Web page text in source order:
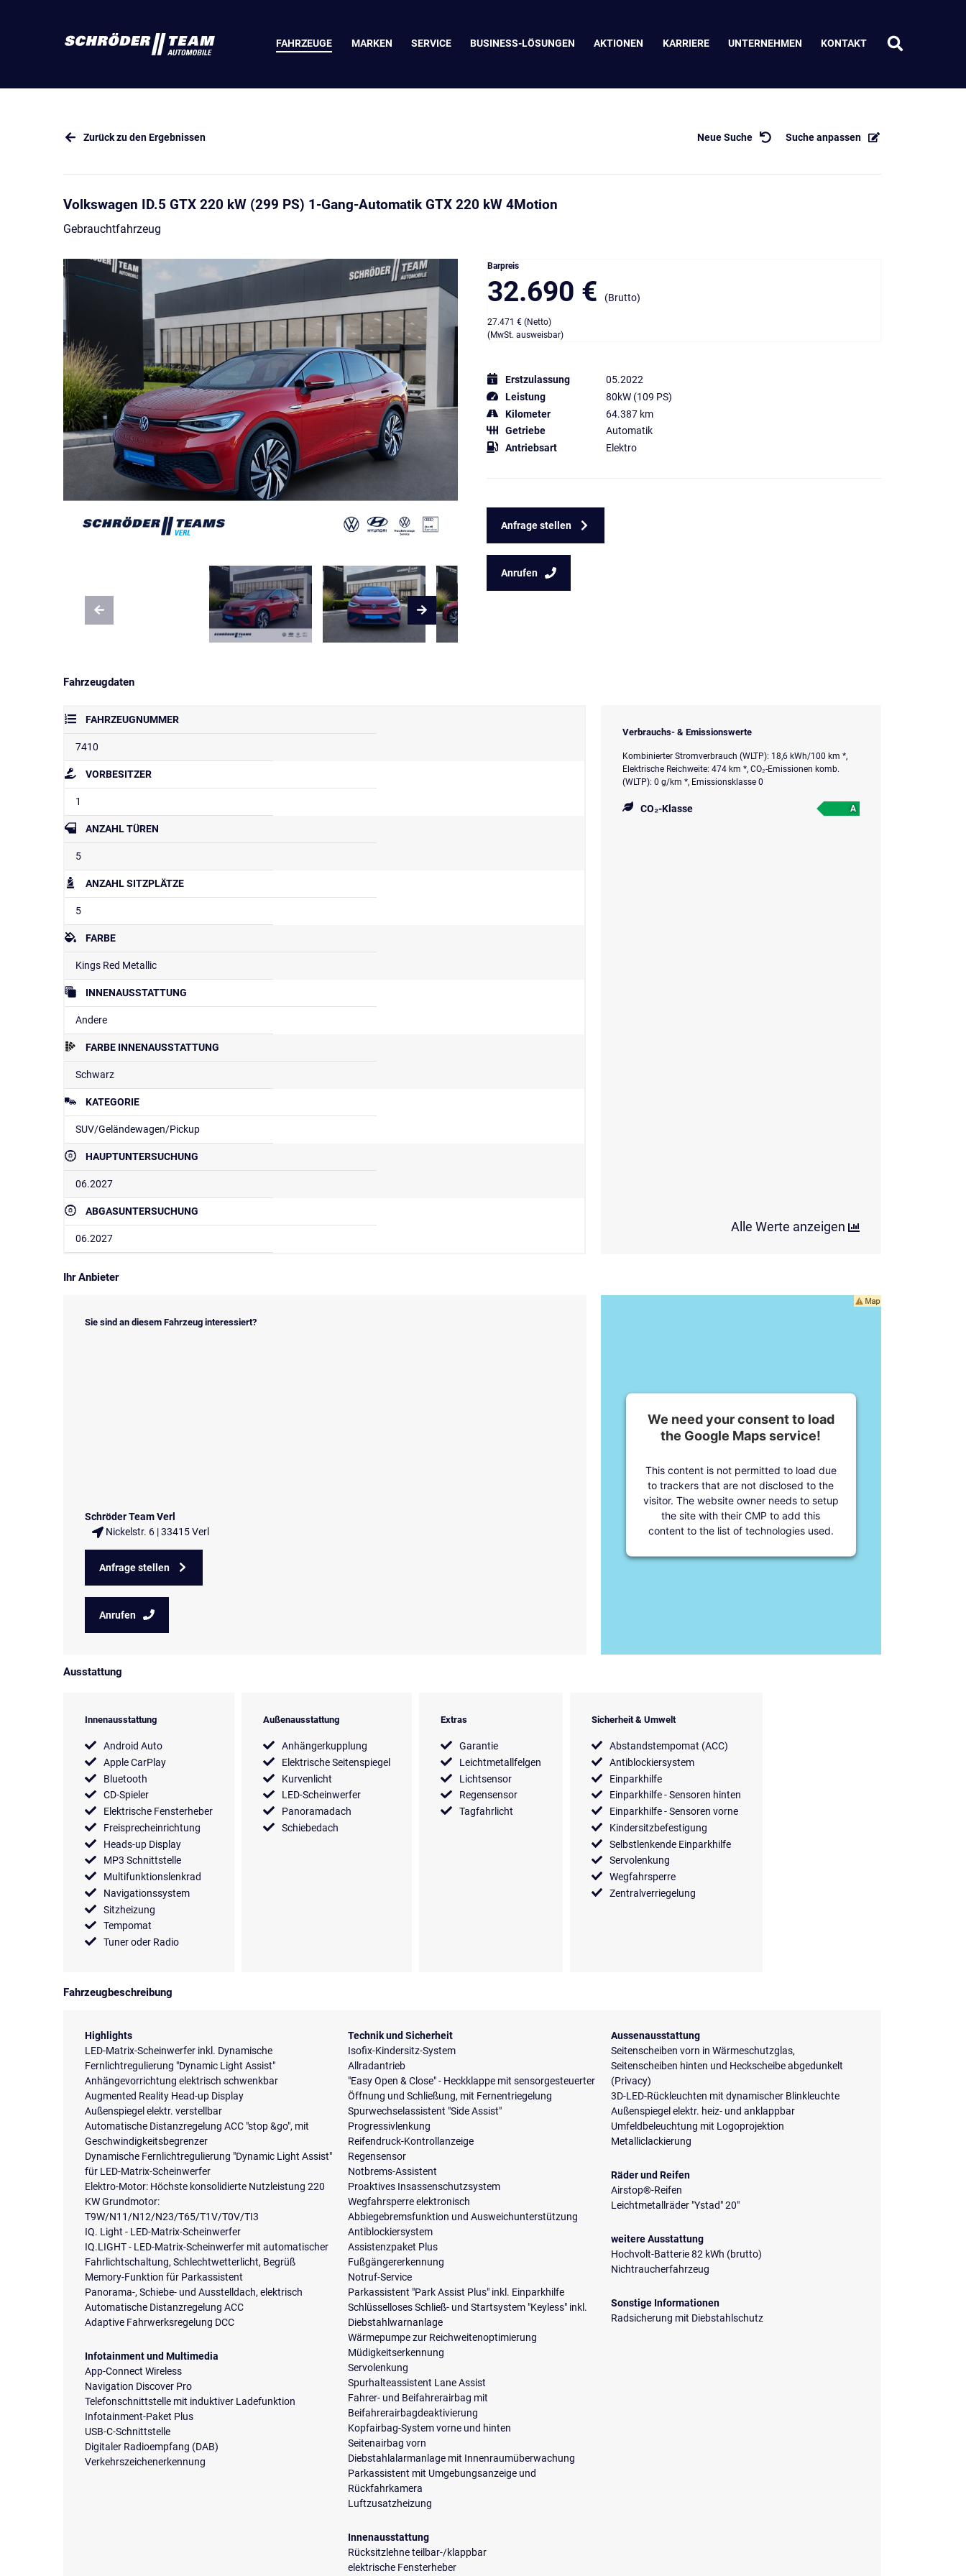
FAHRZEUGE MARKEN SERVICE BUSINESS-LÖSUNGEN AKTIONEN KARRIERE UNTERNEHMEN KONTAKT
Zurück zu den Ergebnissen Neue Suche Suche anpassen
Volkswagen ID.5 GTX 220 kW (299 PS) 1-Gang-Automatik GTX 220 kW 4Motion
Gebrauchtfahrzeug
Barpreis
32.690 € (Brutto)
27.471 € (Netto)
(MwSt. ausweisbar)
Erstzulassung
05.2022
Leistung
80kW (109 PS)
Kilometer
64.387 km
Getriebe
Automatik
Antriebsart
Elektro
Anfrage stellen
Anrufen
Fahrzeugdaten
FAHRZEUGNUMMER
7410
VORBESITZER
1
ANZAHL TÜREN
5
ANZAHL SITZPLÄTZE
5
FARBE
Kings Red Metallic
INNENAUSSTATTUNG
Andere
FARBE INNENAUSSTATTUNG
Schwarz
KATEGORIE
SUV/Geländewagen/Pickup
HAUPTUNTERSUCHUNG
06.2027
ABGASUNTERSUCHUNG
06.2027
Verbrauchs- & Emissionswerte
Kombinierter Stromverbrauch (WLTP): 18,6 kWh/100 km *,
Elektrische Reichweite: 474 km *, CO₂-Emissionen komb.
(WLTP): 0 g/km *, Emissionsklasse 0
CO₂-Klasse A
Alle Werte anzeigen
Ihr Anbieter
Sie sind an diesem Fahrzeug interessiert?
Schröder Team Verl
Nickelstr. 6 | 33415 Verl
Anfrage stellen
Anrufen
We need your consent to load
the Google Maps service!
This content is not permitted to load due
to trackers that are not disclosed to the
visitor. The website owner needs to setup
the site with their CMP to add this
content to the list of technologies used.
Ausstattung
Innenausstattung
Android Auto
Apple CarPlay
Bluetooth
CD-Spieler
Elektrische Fensterheber
Freisprecheinrichtung
Heads-up Display
MP3 Schnittstelle
Multifunktionslenkrad
Navigationssystem
Sitzheizung
Tempomat
Tuner oder Radio
Außenausstattung
Anhängerkupplung
Elektrische Seitenspiegel
Kurvenlicht
LED-Scheinwerfer
Panoramadach
Schiebedach
Extras
Garantie
Leichtmetallfelgen
Lichtsensor
Regensensor
Tagfahrlicht
Sicherheit & Umwelt
Abstandstempomat (ACC)
Antiblockiersystem
Einparkhilfe
Einparkhilfe - Sensoren hinten
Einparkhilfe - Sensoren vorne
Kindersitzbefestigung
Selbstlenkende Einparkhilfe
Servolenkung
Wegfahrsperre
Zentralverriegelung
Fahrzeugbeschreibung
Highlights
LED-Matrix-Scheinwerfer inkl. Dynamische
Fernlichtregulierung "Dynamic Light Assist"
Anhängevorrichtung elektrisch schwenkbar
Augmented Reality Head-up Display
Außenspiegel elektr. verstellbar
Automatische Distanzregelung ACC "stop &go", mit
Geschwindigkeitsbegrenzer
Dynamische Fernlichtregulierung "Dynamic Light Assist"
für LED-Matrix-Scheinwerfer
Elektro-Motor: Höchste konsolidierte Nutzleistung 220
KW Grundmotor:
T9W/N11/N12/N23/T65/T1V/T0V/TI3
IQ. Light - LED-Matrix-Scheinwerfer
IQ.LIGHT - LED-Matrix-Scheinwerfer mit automatischer
Fahrlichtschaltung, Schlechtwetterlicht, Begrüß
Memory-Funktion für Parkassistent
Panorama-, Schiebe- und Ausstelldach, elektrisch
Automatische Distanzregelung ACC
Adaptive Fahrwerksregelung DCC
Infotainment und Multimedia
App-Connect Wireless
Navigation Discover Pro
Telefonschnittstelle mit induktiver Ladefunktion
Infotainment-Paket Plus
USB-C-Schnittstelle
Digitaler Radioempfang (DAB)
Verkehrszeichenerkennung
Technik und Sicherheit
Isofix-Kindersitz-System
Allradantrieb
"Easy Open & Close" - Heckklappe mit sensorgesteuerter
Öffnung und Schließung, mit Fernentriegelung
Spurwechselassistent "Side Assist"
Progressivlenkung
Reifendruck-Kontrollanzeige
Regensensor
Notbrems-Assistent
Proaktives Insassenschutzsystem
Wegfahrsperre elektronisch
Abbiegebremsfunktion und Ausweichunterstützung
Antiblockiersystem
Assistenzpaket Plus
Fußgängererkennung
Notruf-Service
Parkassistent "Park Assist Plus" inkl. Einparkhilfe
Schlüsselloses Schließ- und Startsystem "Keyless" inkl.
Diebstahlwarnanlage
Wärmepumpe zur Reichweitenoptimierung
Müdigkeitserkennung
Servolenkung
Spurhalteassistent Lane Assist
Fahrer- und Beifahrerairbag mit
Beifahrerairbagdeaktivierung
Kopfairbag-System vorne und hinten
Seitenairbag vorn
Diebstahlalarmanlage mit Innenraumüberwachung
Parkassistent mit Umgebungsanzeige und
Rückfahrkamera
Luftzusatzheizung
Innenausstattung
Rücksitzlehne teilbar-/klappbar
elektrische Fensterheber
Aussenausstattung
Seitenscheiben vorn in Wärmeschutzglas,
Seitenscheiben hinten und Heckscheibe abgedunkelt
(Privacy)
3D-LED-Rückleuchten mit dynamischer Blinkleuchte
Außenspiegel elektr. heiz- und anklappbar
Umfeldbeleuchtung mit Logoprojektion
Metalliclackierung
Räder und Reifen
Airstop®-Reifen
Leichtmetallräder "Ystad" 20"
weitere Ausstattung
Hochvolt-Batterie 82 kWh (brutto)
Nichtraucherfahrzeug
Sonstige Informationen
Radsicherung mit Diebstahlschutz